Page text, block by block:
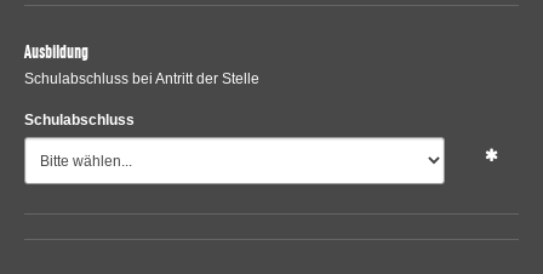
Ausbildung
Schulabschluss bei Antritt der Stelle
Schulabschluss